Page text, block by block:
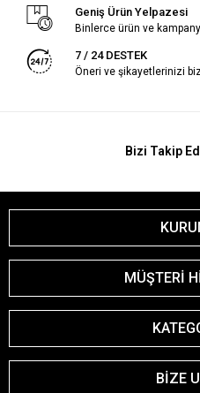
Geniş Ürün Yelpazesi
Binlerce ürün ve
7 / 24 DESTEK
Öneri ve şikayetlerinizi
Bizi Takip
MÜŞTERİ
BİZE